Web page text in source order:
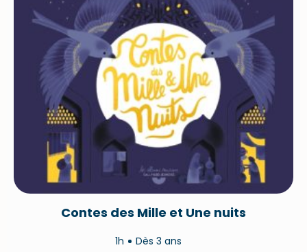
Contes des Mille et Une nuits
1h Dès 3 ans